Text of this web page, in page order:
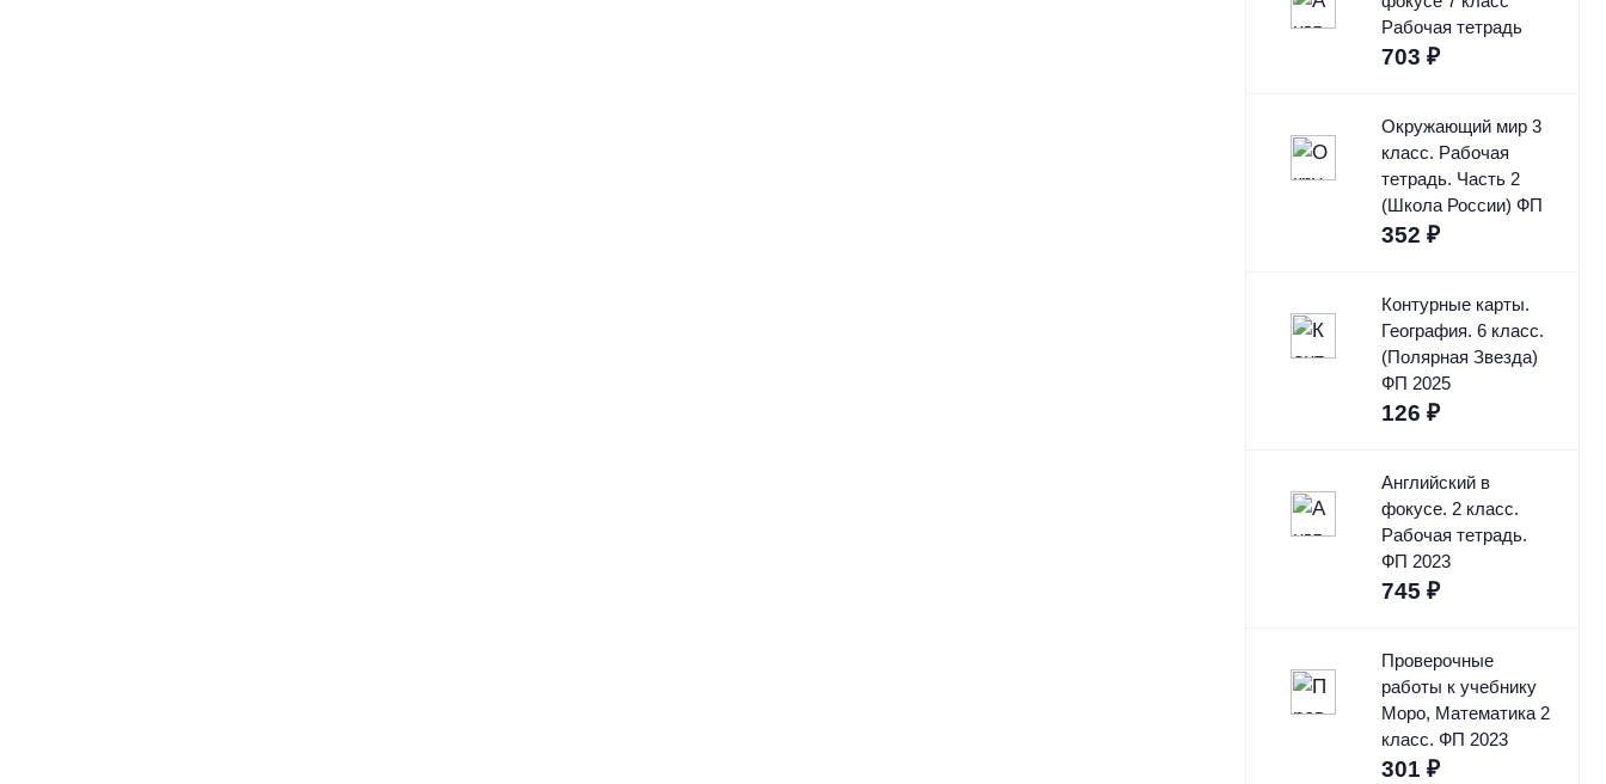
Рабочая тетрадь
703 ₽
Окружающий мир 3
класс. Рабочая
тетрадь. Часть 2
(Школа России) ФП
352 ₽
Контурные карты.
География. 6 класс.
(Полярная Звезда)
ФП 2025
126 ₽
Английский в
фокусе. 2 класс.
Рабочая тетрадь.
ФП 2023
745 ₽
Проверочные
работы к учебнику
Моро, Математика 2
класс. ФП 2023
301 ₽